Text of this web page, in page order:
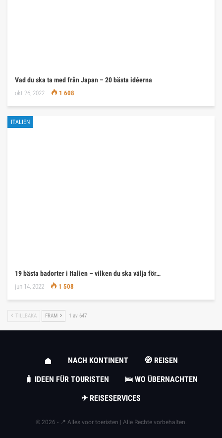
Vad du ska ta med från Japan – 20 bästa idéerna
okt 26, 2022 1 608
ITALIEN
19 bästa badorter i Italien – vilken du ska välja för…
jun 14, 2022 1 508
TILLBAKA FRAM 1 av 647
NACH KONTINENT
🧭 REISEN
🧳 IDEEN FÜR TOURISTEN
🛌 WO ÜBERNACHTEN
✈ REISESERVICES
© 2026 - 📍 Alles voor toeristen | Alle Rechte vorbehalten.